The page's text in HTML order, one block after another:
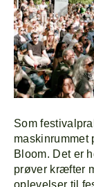
Som
maskinrummet
Bloom. Det er
prøver kræfter
oplevelser til